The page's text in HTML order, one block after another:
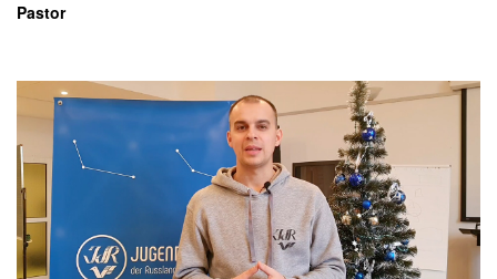
Pastor